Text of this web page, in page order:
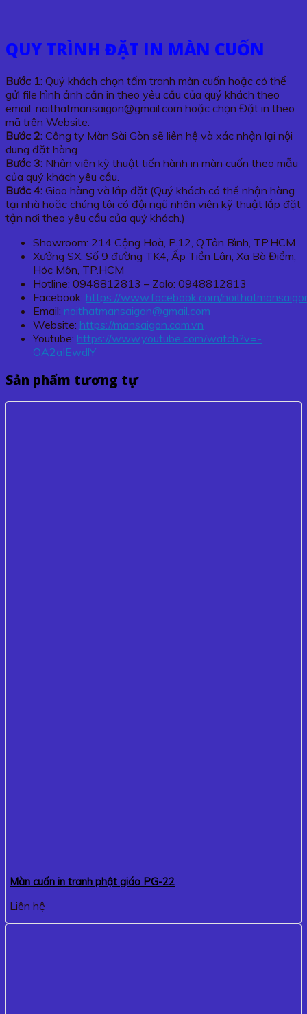
QUY TRÌNH ĐẶT IN MÀN CUỐN
Bước 1: Quý khách chọn tấm tranh màn cuốn hoặc có thể
gửi file hình ảnh cần in theo yêu cầu của quý khách theo
email: noithatmansaigon@gmail.com hoặc chọn Đặt in theo
mã trên Website.
Bước 2: Công ty Màn Sài Gòn sẽ liên hệ và xác nhận lại nội
dung đặt hàng
Bước 3: Nhân viên kỹ thuật tiến hành in màn cuốn theo mẫu
của quý khách yêu cầu.
Bước 4: Giao hàng và lắp đặt.(Quý khách có thể nhận hàng
tại nhà hoặc chúng tôi có đội ngũ nhân viên kỹ thuật lắp đặt
tận nơi theo yêu cầu của quý khách.)
Showroom: 214 Cộng Hoà, P.12, Q.Tân Bình, TP.HCM
Xưởng SX: Số 9 đường TK4, Ấp Tiền Lân, Xã Bà Điểm,
Hóc Môn, TP.HCM
Hotline: 0948812813 – Zalo: 0948812813
Facebook: https://www.facebook.com/
Email: noithatmansaigon@gmail.com
Website: https://mansaigon.com.vn
Youtube: https://www.youtube.com/watch?v=-
OA2aIEwdlY
Sản phẩm tương tự
Màn cuốn in tranh phật giáo PG-22
Liên hệ